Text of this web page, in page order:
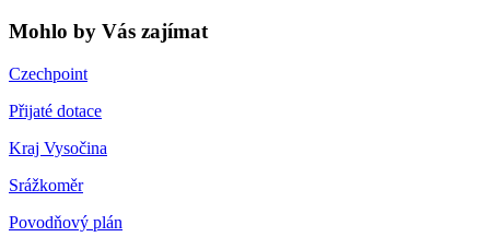
Mohlo by Vás zajímat
Czechpoint
Přijaté dotace
Kraj Vysočina
Srážkoměr
Povodňový plán